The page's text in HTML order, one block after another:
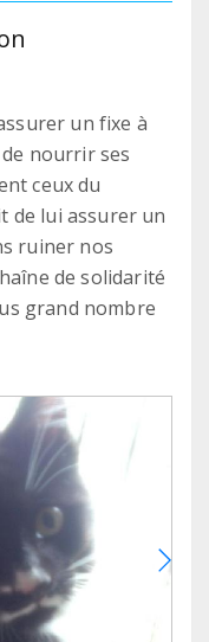
un fixe à
nourrir ses
ceux du
de lui assurer un
ruiner nos
de solidarité
grand nombre